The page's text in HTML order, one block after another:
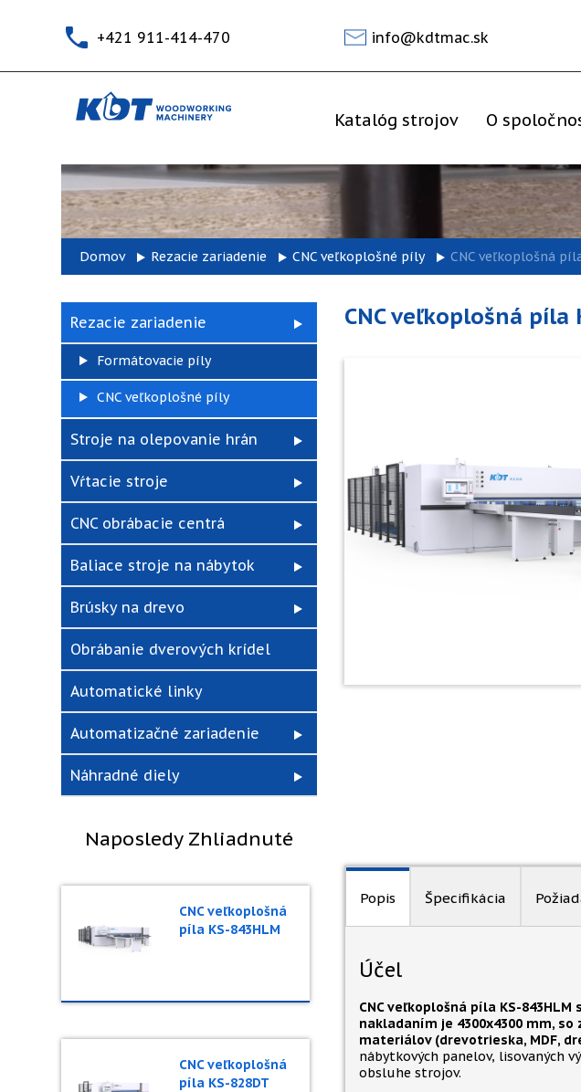
+421 911-414-470 info@kdtmac.sk
Katalóg strojov O
Domov Rezacie zariadenie CNC veľkoplošné píly CNC veľkoplošná
Rezacie zariadenie
Formátovacie píly
CNC veľkoplošné píly
Stroje na olepovanie hrán
Vŕtacie stroje
CNC obrábacie centrá
Baliace stroje na nábytok
Brúsky na drevo
Obrábanie dverových krídel
Automatické linky
Automatizačné zariadenie
Náhradné diely
Naposledy Zhliadnuté
CNC veľkoplošná
píla KS-843HLM
CNC veľkoplošná
píla KS-828DT
CNC veľkoplošná píla
Popis Špecifikácia
Účel
CNC veľkoplošná píla KS-
nakladaním je 4300x4300 mm,
materiálov (drevotrieska, MDF,
nábytkových panelov, lisovaných
obsluhe strojov.